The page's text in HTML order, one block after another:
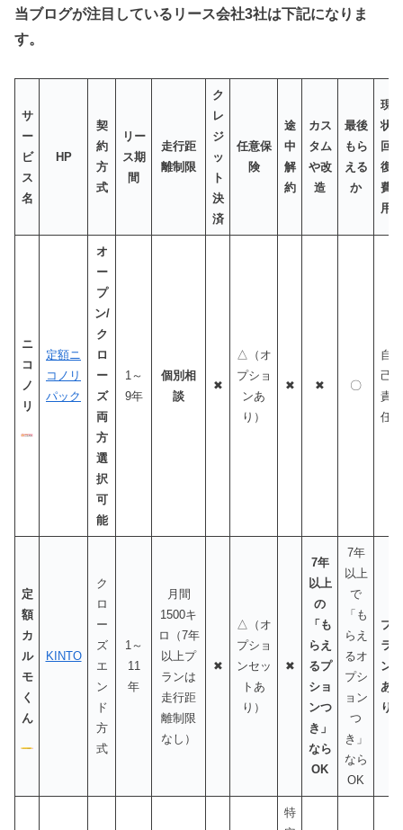
当ブログが注目しているリース会社3社は下記になりま
す。
サ
ー
ビ
ス
名
HP
契
約
方
式
リー
ス期
間
走行距
離制限
ク
レ
ジ
ッ
ト
決
済
任意保
険
途
中
解
約
カス
タム
や改
造
最後
もら
える
か
現
状
回
復
費
用
ニ
コ
ノ
リ
定額ニ
コノリ
パック
オ
ー
プ
ン/
ク
ロ
ー
ズ
両
方
選
択
可
能
1～
9年
個別相
談
✖
△（オ
プショ
ンあ
り）
✖ ✖ 〇
自
己
責
任
定
額
カ
ル
モ
く
ん
KINTO
ク
ロ
ー
ズ
エ
ン
ド
方
式
1～
11
年
月間
1500キ
ロ（7年
以上プ
ランは
走行距
離制限
なし）
✖
△（オ
プショ
ンセッ
トあ
り）
✖
7年
以上
の
「も
らえ
るプ
ショ
ンつ
き」
なら
OK
7年
以上
で
「も
らえ
るオ
プシ
ョン
つ
き」
なら
OK
プ
ラ
ン
あ
り
特